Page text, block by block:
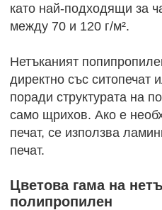
като най-подходящи за
между 70 и 120 г/м².
Нетъканият
директно със ситопечат
поради структурата на
само щрихов. Ако е
печат, се използва
печат.
Цветова гама на
полипропилен